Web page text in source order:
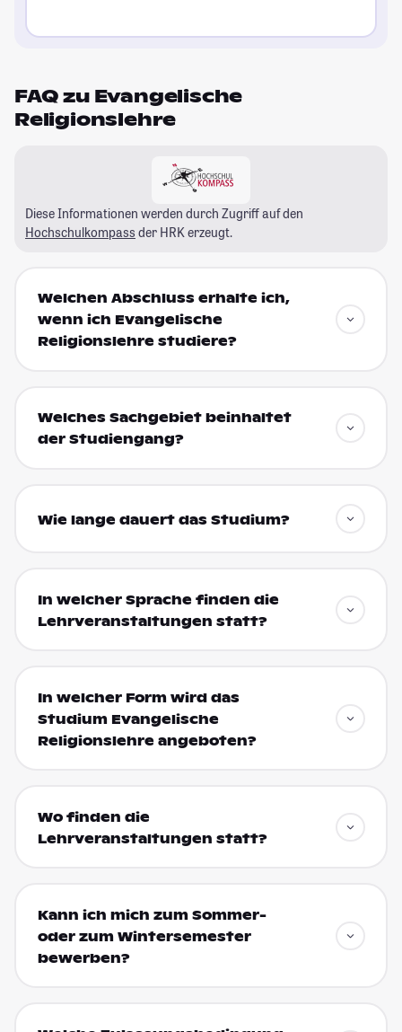
FAQ zu Evangelische
Religionslehre
Diese Informationen werden durch Zugriff auf den
Hochschulkompass der HRK erzeugt.
Welchen Abschluss erhalte ich,
wenn ich Evangelische
Religionslehre studiere?
Welches Sachgebiet beinhaltet
der Studiengang?
Wie lange dauert das Studium?
In welcher Sprache finden die
Lehrveranstaltungen statt?
In welcher Form wird das
Studium Evangelische
Religionslehre angeboten?
Wo finden die
Lehrveranstaltungen statt?
Kann ich mich zum Sommer-
oder zum Wintersemester
bewerben?